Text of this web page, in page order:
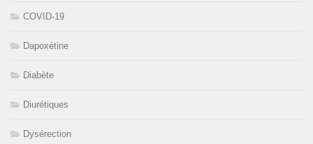
COVID-19
Dapoxétine
Diabète
Diurétiques
Dysérection